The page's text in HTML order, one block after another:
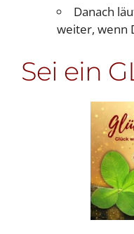
Danach
weiter, wenn
Sei ein